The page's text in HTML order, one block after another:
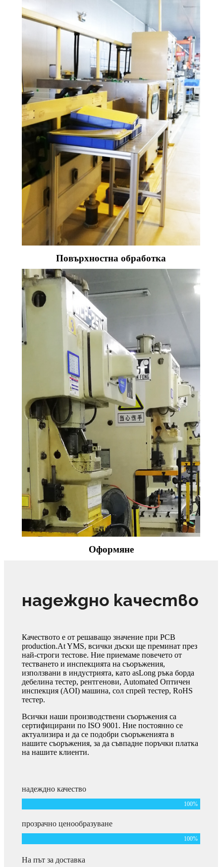
Повърхностна обработка
Оформяне
надеждно качество
Качеството е от решаващо значение при PCB
production.At YMS, всички дъски ще преминат през
най-строги тестове. Ние приемаме повечето от
тестването и инспекцията на съоръжения,
използвани в индустрията, като asLong ръка борда
дебелина тестер, рентгенови, Automated Оптичен
инспекция (AOI) машина, сол спрей тестер, RoHS
тестер.
Всички наши производствени съоръжения са
сертифицирани по ISO 9001. Ние постоянно се
актуализира и да се подобри съоръженията в
нашите съоръжения, за да съвпадне поръчки платка
на нашите клиенти.
надеждно качество
100%
прозрачно ценообразуване
100%
На път за доставка